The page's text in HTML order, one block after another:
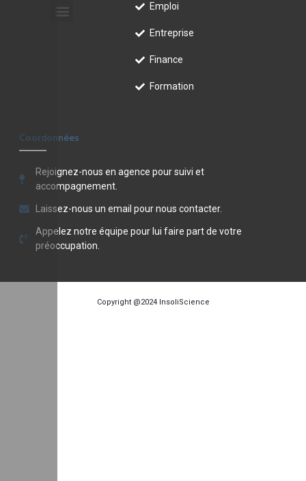
Emploi
Entreprise
Finance
Formation
Coordonnées
Rejoignez-nous en agence pour suivi et
accompagnement.
Laissez-nous un email pour nous contacter.
Appelez notre équipe pour lui faire part de votre
préoccupation.
Copyright @2024 InsoliScience